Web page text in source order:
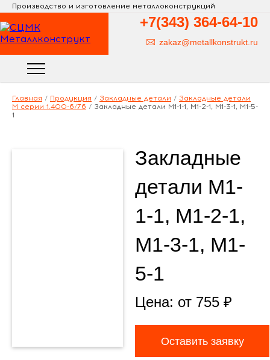
Производство и изготовление металлоконструкций
+7(343) 364-64-10
zakaz@metallkonstrukt.ru
Главная / Продукция / Закладные детали / Закладные детали
М серии 1.400-6/76 / Закладные детали М1-1-1, М1-2-1, М1-3-1, М1-5-
1
Закладные
детали М1-
1-1, М1-2-1,
М1-3-1, М1-
5-1
Цена: от 755 ₽
Оставить заявку